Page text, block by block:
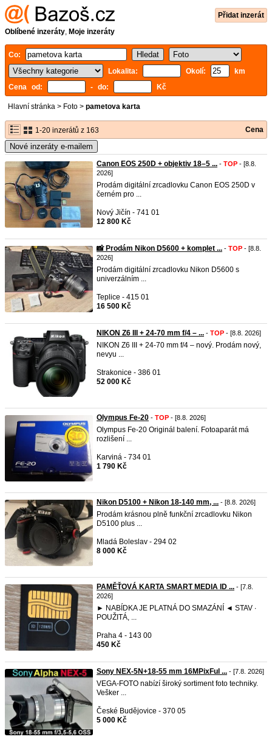
Přidat inzerát
Oblíbené inzeráty, Moje inzeráty
Co:
Lokalita:
Okolí:
km
Cena od:
- do: Kč
Hlavní stránka > Foto > pametova karta
1-20 inzerátů z 163 Cena
Nové inzeráty e-mailem
Canon EOS 250D + objektiv 18–5 ... - TOP - [8.8.
2026]
Prodám digitální zrcadlovku Canon EOS 250D v
černém pro ...
Nový Jičín - 741 01
12 800 Kč
📸 Prodám Nikon D5600 + komplet ... - TOP - [8.8.
2026]
Prodám digitální zrcadlovku Nikon D5600 s
univerzálním ...
Teplice - 415 01
16 500 Kč
NIKON Z6 III + 24-70 mm f/4 – ... - TOP - [8.8. 2026]
NIKON Z6 III + 24-70 mm f/4 – nový. Prodám nový,
nevyu ...
Strakonice - 386 01
52 000 Kč
Olympus Fe-20 - TOP - [8.8. 2026]
Olympus Fe-20 Originál balení. Fotoaparát má
rozlišení ...
Karviná - 734 01
1 790 Kč
Nikon D5100 + Nikon 18-140 mm, ... - [8.8. 2026]
Prodám krásnou plně funkční zrcadlovku Nikon
D5100 plus ...
Mladá Boleslav - 294 02
8 000 Kč
PAMĚŤOVÁ KARTA SMART MEDIA ID ... - [7.8.
2026]
► NABÍDKA JE PLATNÁ DO SMAZÁNÍ ◄ STAV ∙
POUŽITÁ, ...
Praha 4 - 143 00
450 Kč
Sony NEX-5N+18-55 mm 16MPixFul ... - [7.8. 2026]
VEGA-FOTO nabízí široký sortiment foto techniky.
Vešker ...
České Budějovice - 370 05
5 000 Kč